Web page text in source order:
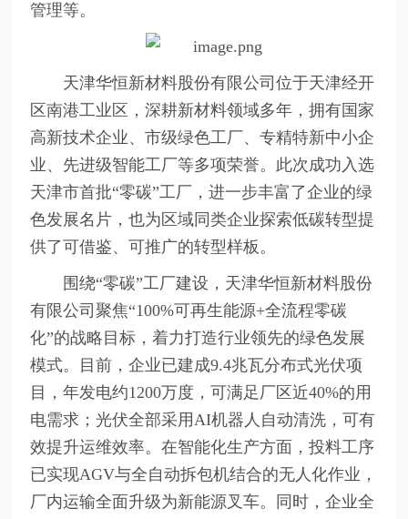
管理等。
天津华恒新材料股份有限公司位于天津经开
区南港工业区，深耕新材料领域多年，拥有国家
高新技术企业、市级绿色工厂、专精特新中小企
业、先进级智能工厂等多项荣誉。此次成功入选
天津市首批“零碳”工厂，进一步丰富了企业的绿
色发展名片，也为区域同类企业探索低碳转型提
供了可借鉴、可推广的转型样板。
围绕“零碳”工厂建设，天津华恒新材料股份
有限公司聚焦“100%可再生能源+全流程零碳
化”的战略目标，着力打造行业领先的绿色发展
模式。
目前，企业已建成9.4兆瓦分布式光伏项
目，年发电约1200万度，可满足厂区近40%的用
电需求；光伏全部采用AI机器人自动清洗，可有
效提升运维效率。在智能化生产方面，投料工序
已实现AGV与全自动拆包机结合的无人化作业，
厂内运输全面升级为新能源叉车。同时，企业全